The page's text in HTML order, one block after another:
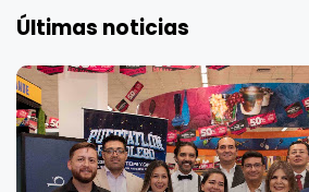
Últimas noticias